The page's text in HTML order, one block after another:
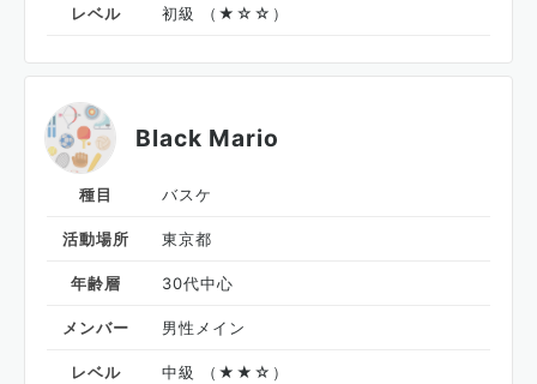
レベル 初級 （★☆☆）
Black Mario
種目 バスケ
活動場所 東京都
年齢層 30代中心
メンバー 男性メイン
レベル 中級 （★★☆）